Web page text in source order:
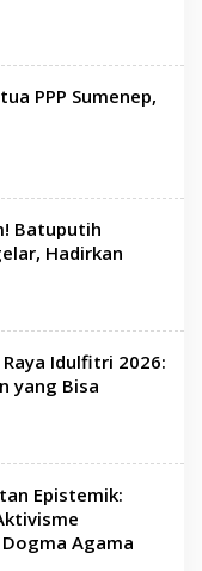
PPP Sumenep,
Batuputih
Hadirkan
Idulfitri 2026:
yang Bisa
Epistemik:
Agama